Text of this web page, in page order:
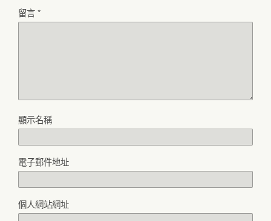
留言*
顯示名稱
電子郵件地址
個人網站網址